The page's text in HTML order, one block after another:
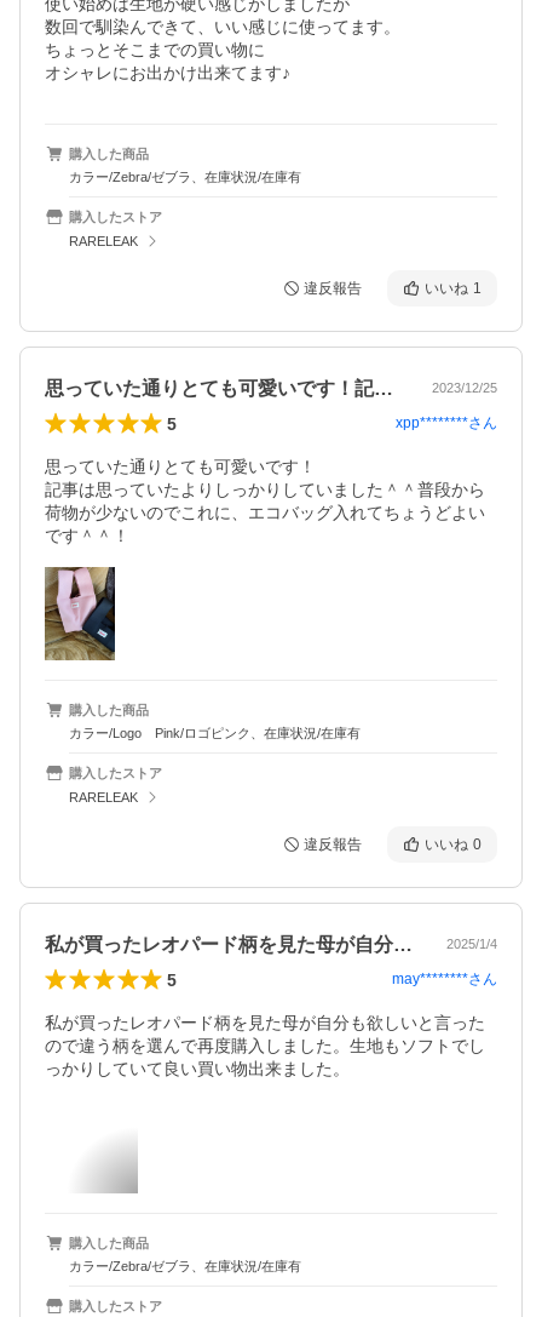
数回で馴染んできて、いい感じに使ってます。
ちょっとそこまでの買い物に
オシャレにお出かけ出来てます♪
購入した商品
カラー/Zebra/ゼブラ、在庫状況/在庫有
購入したストア
RARELEAK
違反報告 いいね 1
思っていた通りとても可愛いです！記事は… 2023/12/25
5 xpp********さん
思っていた通りとても可愛いです！
記事は思っていたよりしっかりしていました＾＾普段から
荷物が少ないのでこれに、エコバッグ入れてちょうどよい
です＾＾！
購入した商品
カラー/Logo Pink/ロゴピンク、在庫状況/在庫有
購入したストア
RARELEAK
違反報告 いいね 0
私が買ったレオパード柄を見た母が自分も… 2025/1/4
5 may********さん
私が買ったレオパード柄を見た母が自分も欲しいと言った
ので違う柄を選んで再度購入しました。生地もソフトでし
っかりしていて良い買い物出来ました。
購入した商品
カラー/Zebra/ゼブラ、在庫状況/在庫有
購入したストア